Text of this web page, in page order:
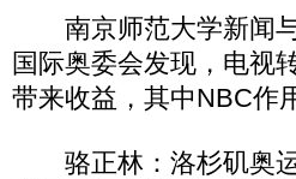
南京师范大学新闻与
国际奥委会发现，电视
带来收益，其中NBC作
骆正林：洛杉矶奥运